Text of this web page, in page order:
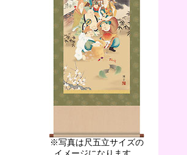
※写真は尺五立サイズの